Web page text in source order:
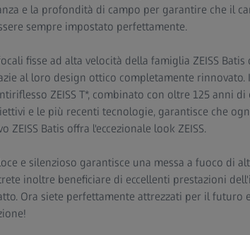
e la profondità di campo per garantire che il
sempre impostato perfettamente.
fisse ad alta velocità della famiglia ZEISS
al loro design ottico completamente rinnovato.
ZEISS T*, combinato con oltre 125 anni di
e le più recenti tecnologie, garantisce che
ZEISS Batis offra l'eccezionale look ZEISS.
e silenzioso garantisce una messa a fuoco di
inoltre beneficiare di eccellenti prestazioni
Ora siete perfettamente attrezzati per il futuro